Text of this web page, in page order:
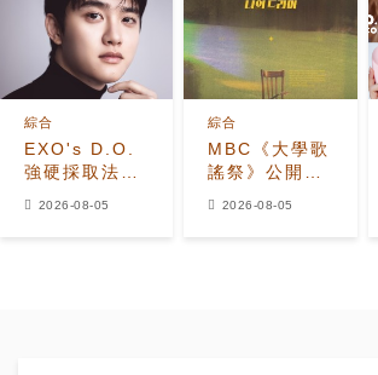
新陣容
進入最後兩集
EXO's D.O.
強硬採取法律
綜合
2026-08-05
MBC《大學歌
謠祭》公開
綜合
2026-08-05